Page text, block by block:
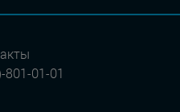
801-01-01